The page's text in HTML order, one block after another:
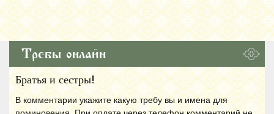
Требы онлайн
Братья и сестры!
В комментарии укажите какую требу вы и имена для